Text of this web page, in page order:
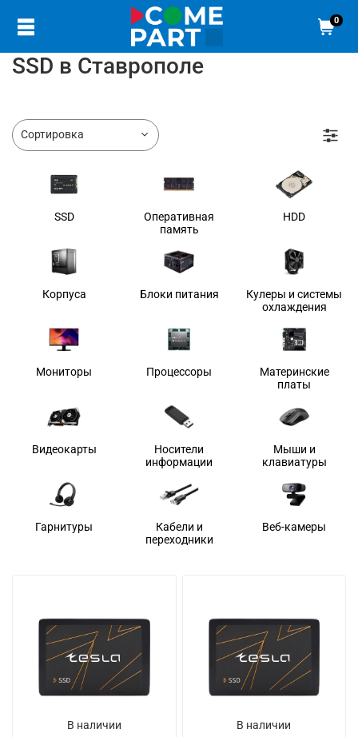
0
SSD в Ставрополе
SSD
Оперативная
память
HDD
Корпуса Блоки питания
Кулеры и системы
охлаждения
Мониторы Процессоры
Материнские
платы
Видеокарты
Носители
информации
Мыши и
клавиатуры
Гарнитуры
Кабели и
переходники
Веб-камеры
В наличии
В наличии